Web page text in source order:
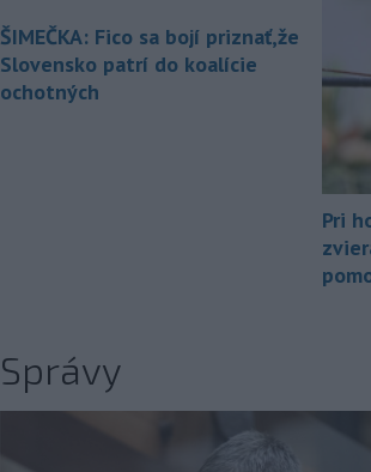
ŠIMEČKA: Fico sa bojí priznať,že
Slovensko patrí do koalície
ochotných
Pri
Správy